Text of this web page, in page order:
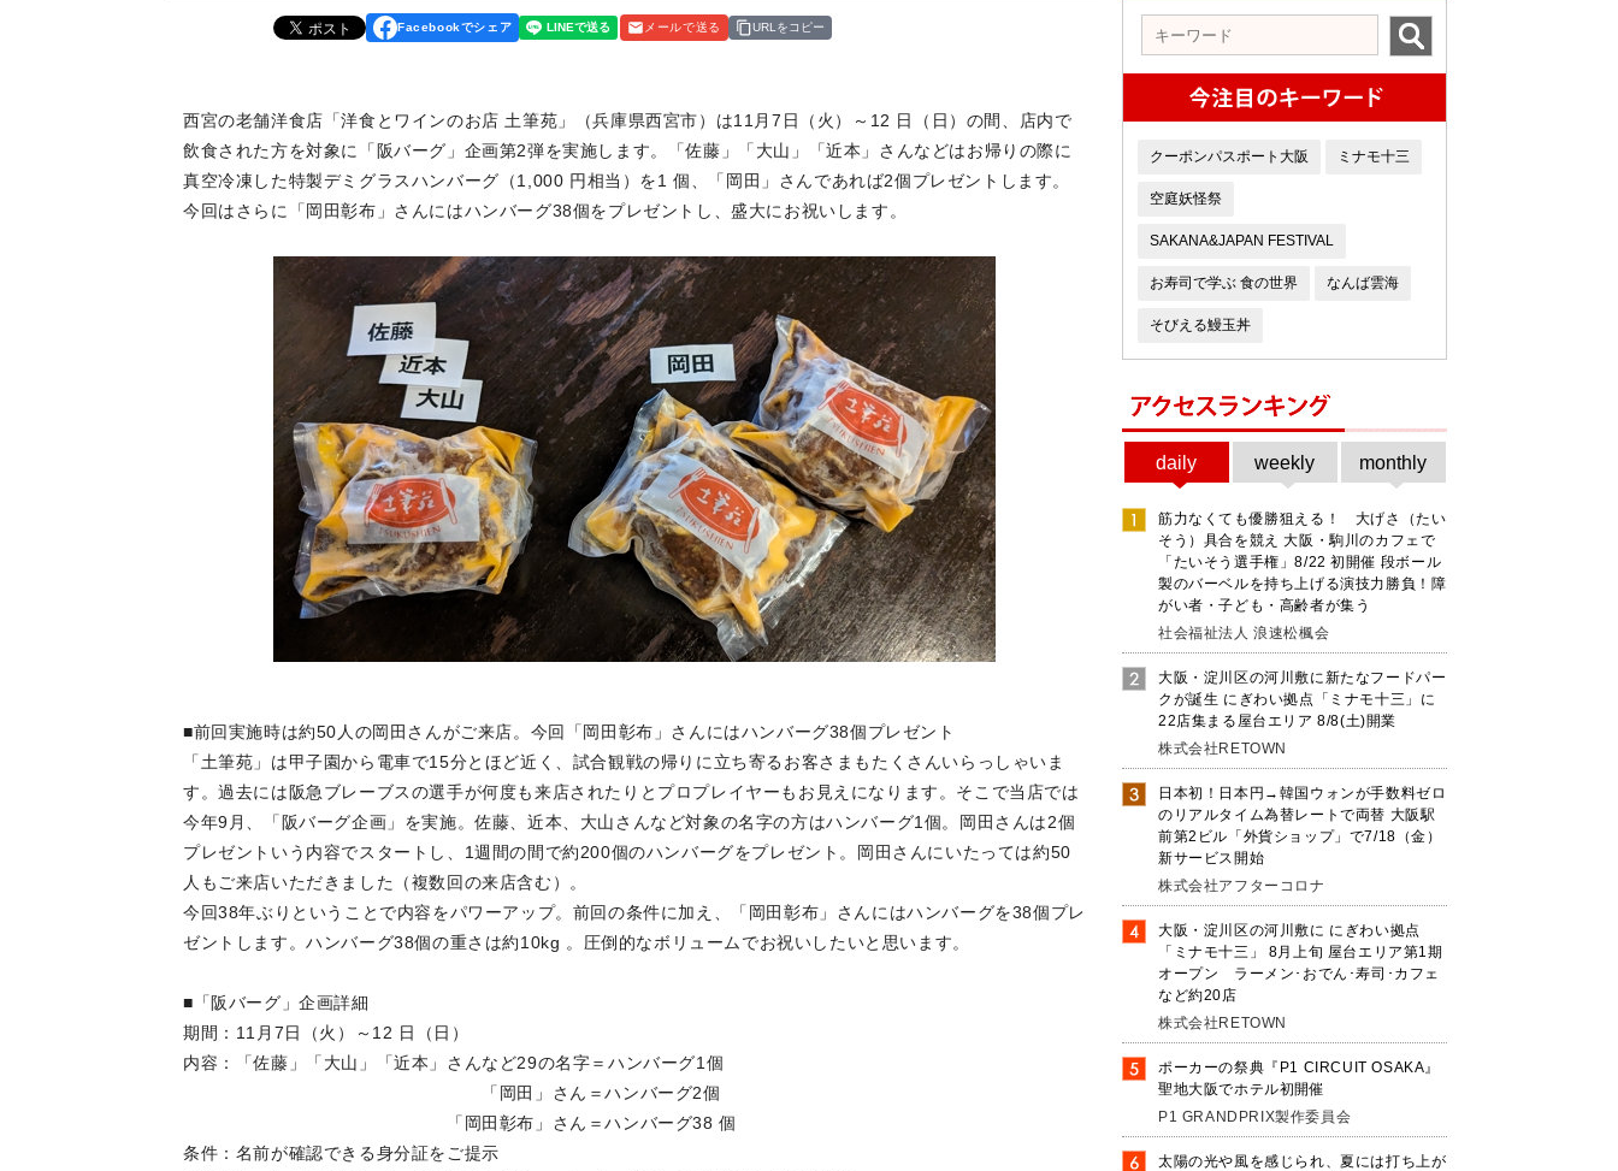
Facebookでシェア メールで送る URLをコピー
西宮の老舗洋食店「洋食とワインのお店 土筆苑」（兵庫県西宮市）は11月7日（火）～12 日（日）の間、店内で
飲食された方を対象に「阪バーグ」企画第2弾を実施します。「佐藤」「大山」「近本」さんなどはお帰りの際に
真空冷凍した特製デミグラスハンバーグ（1,000 円相当）を1 個、「岡田」さんであれば2個プレゼントします。
今回はさらに「岡田彰布」さんにはハンバーグ38個をプレゼントし、盛大にお祝いします。
■前回実施時は約50人の岡田さんがご来店。今回「岡田彰布」さんにはハンバーグ38個プレゼント
「土筆苑」は甲子園から電車で15分とほど近く、試合観戦の帰りに立ち寄るお客さまもたくさんいらっしゃいま
す。過去には阪急ブレーブスの選手が何度も来店されたりとプロプレイヤーもお見えになります。そこで当店では
今年9月、「阪バーグ企画」を実施。佐藤、近本、大山さんなど対象の名字の方はハンバーグ1個。岡田さんは2個
プレゼントいう内容でスタートし、1週間の間で約200個のハンバーグをプレゼント。岡田さんにいたっては約50
人もご来店いただきました（複数回の来店含む）。
今回38年ぶりということで内容をパワーアップ。前回の条件に加え、「岡田彰布」さんにはハンバーグを38個プレ
ゼントします。ハンバーグ38個の重さは約10kg 。圧倒的なボリュームでお祝いしたいと思います。
■「阪バーグ」企画詳細
期間：11月7日（火）～12 日（日）
内容：「佐藤」「大山」「近本」さんなど29の名字＝ハンバーグ1個
「岡田」さん＝ハンバーグ2個
「岡田彰布」さん＝ハンバーグ38 個
条件：名前が確認できる身分証をご提示
クーポンパスポート大阪 ミナモ十三
空庭妖怪祭
SAKANA&JAPAN FESTIVAL
お寿司で学ぶ 食の世界 なんば雲海
そびえる鰻玉丼
daily weekly monthly
筋力なくても優勝狙える！ 大げさ（たい
そう）具合を競え 大阪・駒川のカフェで
「たいそう選手権」8/22 初開催 段ボール
製のバーベルを持ち上げる演技力勝負！障
がい者・子ども・高齢者が集う
社会福祉法人 浪速松楓会
大阪・淀川区の河川敷に新たなフードパー
クが誕生 にぎわい拠点「ミナモ十三」に
22店集まる屋台エリア 8/8(土)開業
株式会社RETOWN
日本初！日本円→韓国ウォンが手数料ゼロ
のリアルタイム為替レートで両替 大阪駅
前第2ビル「外貨ショップ」で7/18（金）
新サービス開始
株式会社アフターコロナ
大阪・淀川区の河川敷に にぎわい拠点
「ミナモ十三」 8月上旬 屋台エリア第1期
オープン ラーメン･おでん･寿司･カフェ
など約20店
株式会社RETOWN
ポーカーの祭典『P1 CIRCUIT OSAKA』
聖地大阪でホテル初開催
P1 GRANDPRIX製作委員会
太陽の光や風を感じられ、夏には打ち上が